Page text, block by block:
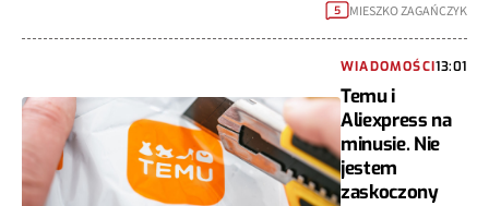
5 MIESZKO ZAGAŃCZYK
WIADOMOŚCI13:01
Temu i
Aliexpress na
minusie. Nie
jestem
zaskoczony